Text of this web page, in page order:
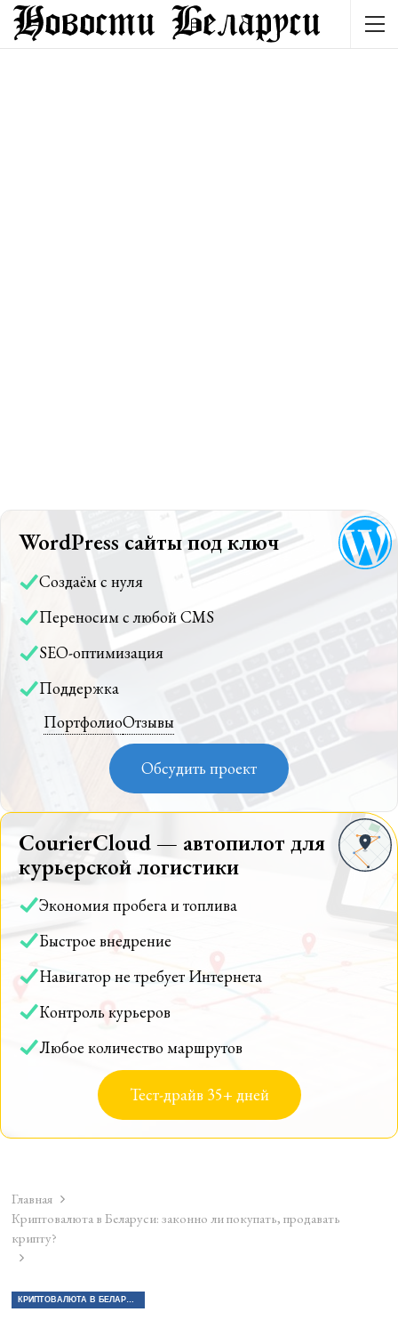
WordPress сайты под ключ
Создаём с нуля
Переносим с любой CMS
SEO-оптимизация
Поддержка
ПортфолиоОтзывы
Обсудить проект
CourierCloud — автопилот для
курьерской логистики
Экономия пробега и топлива
Быстрое внедрение
Навигатор не требует Интернета
Контроль курьеров
Любое количество маршрутов
Тест-драйв 35+ дней
Главная
Криптовалюта в Беларуси: законно ли покупать, продавать
крипту?
КРИПТОВАЛЮТА В БЕЛАРУСИ: ЗАКОННО ЛИ ПОКУПАТЬ, ПРОДАВАТЬ КРИПТУ?